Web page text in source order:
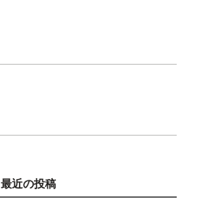
最近の投稿